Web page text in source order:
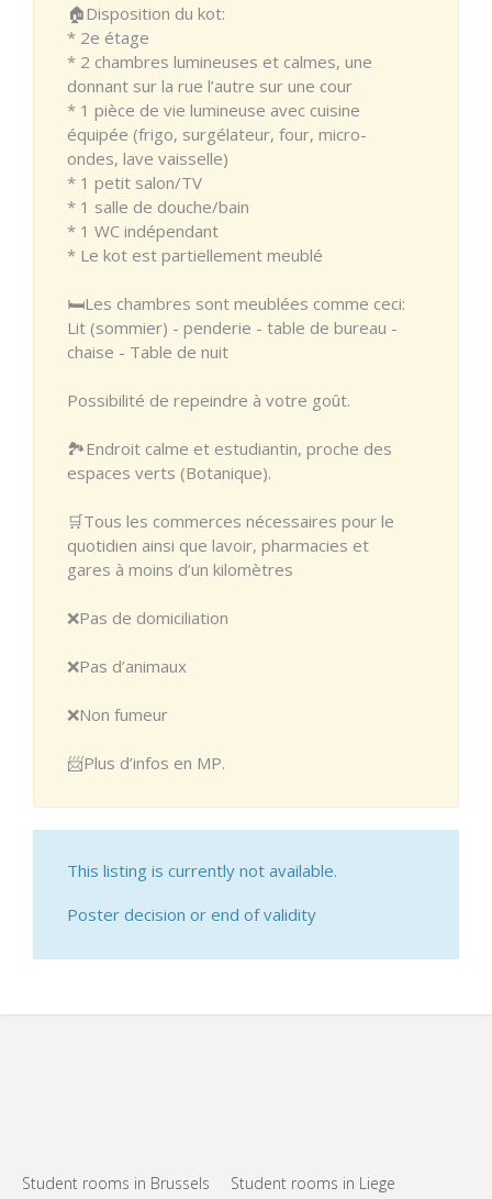
🏠Disposition du kot:
* 2e étage
* 2 chambres lumineuses et calmes, une
donnant sur la rue l’autre sur une cour
* 1 pièce de vie lumineuse avec cuisine
équipée (frigo, surgélateur, four, micro-
ondes, lave vaisselle)
* 1 petit salon/TV
* 1 salle de douche/bain
* 1 WC indépendant
* Le kot est partiellement meublé
🛏️Les chambres sont meublées comme ceci:
Lit (sommier) - penderie - table de bureau -
chaise - Table de nuit
Possibilité de repeindre à votre goût.
🏞️Endroit calme et estudiantin, proche des
espaces verts (Botanique).
🛒Tous les commerces nécessaires pour le
quotidien ainsi que lavoir, pharmacies et
gares à moins d’un kilomètres
❌Pas de domiciliation
❌Pas d’animaux
❌Non fumeur
📨Plus d’infos en MP.
This listing is currently not available.
Poster decision or end of validity
Student rooms in Brussels Student rooms in Liege